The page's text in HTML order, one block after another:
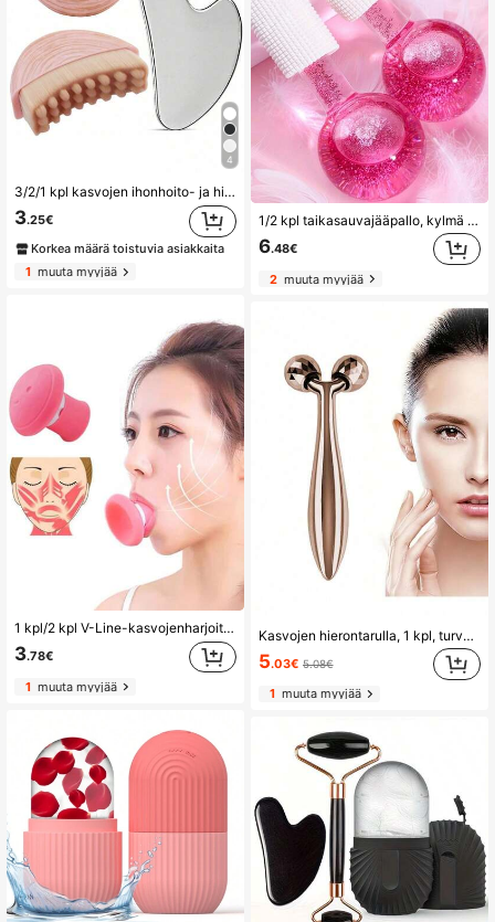
4
3/2/1 kpl kasvojen ihonhoito- ja hierontasetti – lymfaattinen Contour-kasvoharja, ruostumattomasta teräksestä valmistettu sydämenmuotoinen Gua Sha -levy, kasvojen, leuan ja leukalinjan lymfaattinen detox-hierontatyökalu, tehostaa ihonhoitovaikutusta ja hehkua, sopii silmille, kaulalle ja kasvoille, matkustustarvike, kasvojen hierontatyökalu
3.25€
Korkea määrä toistuvia asiakkaita
1muuta myyjää
1 kpl/2 kpl V-Line-kasvojenharjoituslaite, silikoninen kaksoisleuanvähennyslaite, lihasten kiinteytyslaite, ryppyjä ehkäisevä hierontalaite, kasvojenkohotuslaite, kasvojen hoikennuslaite, koti, kauneus, ihonhoito, kylpylä, itsehoito, kasvojenhoito, kosmetologin tarvikkeet, hieronta, kasvojen hierontalaite, kasvorulla
3.78€
1muuta myyjää
1/2 kpl taikasauvajääpallo, kylmä ja kuuma rentoutumisjääpallo silmien ja kasvojen hierontaan, ei vaadi latausta, hellävarainen rentoutuminen, täydellinen lahja ystävänpäiväksi, äitienpäiväksi, isovanhempien päiväksi, halloweeniksi, jouluksi, sopii miehille ja naisille - kasvojen ja silmien jäärulla - taikasauva rakkaus terälehti -jääpallo - ikääntymistä estävä kasvojen jääpallo - ryppyjä estävä kasvojen jääpallo - kasvojen hierontalaite
6.48€
2muuta myyjää
Kasvojen hierontarulla, 1 kpl, turvotuksen lievitykseen, kauneutta kohottava rullatanko, monikäyttöinen manuaalinen ihonhoito- ja rentoutusväline
5.03€ 5.08€
1muuta myyjää